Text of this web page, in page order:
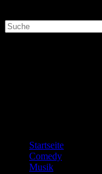
Startseite
Comedy
Musik